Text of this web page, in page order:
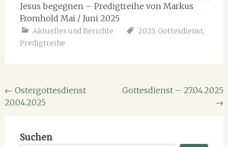
Jesus begegnen – Predigtreihe von Markus
Fromhold Mai / Juni 2025
Aktuelles und Berichte 2025, Gottesdienst,
Predigtreihe
Beitragsnavigation
← Ostergottesdienst
20.04.2025
Gottesdienst – 27.04.2025
→
Suchen